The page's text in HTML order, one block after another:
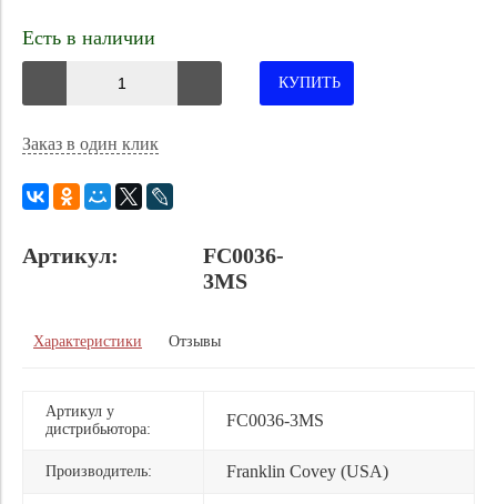
Есть в наличии
КУПИТЬ
Заказ в один клик
Артикул:
FC0036-
3MS
Характеристики Отзывы
Артикул у
дистрибьютора:
FC0036-3MS
Производитель: Franklin Covey (USA)